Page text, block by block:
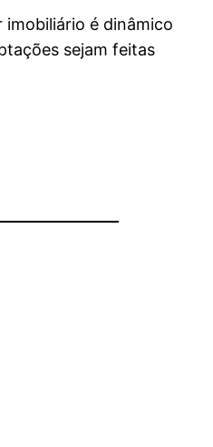
é dinâmico
sejam feitas